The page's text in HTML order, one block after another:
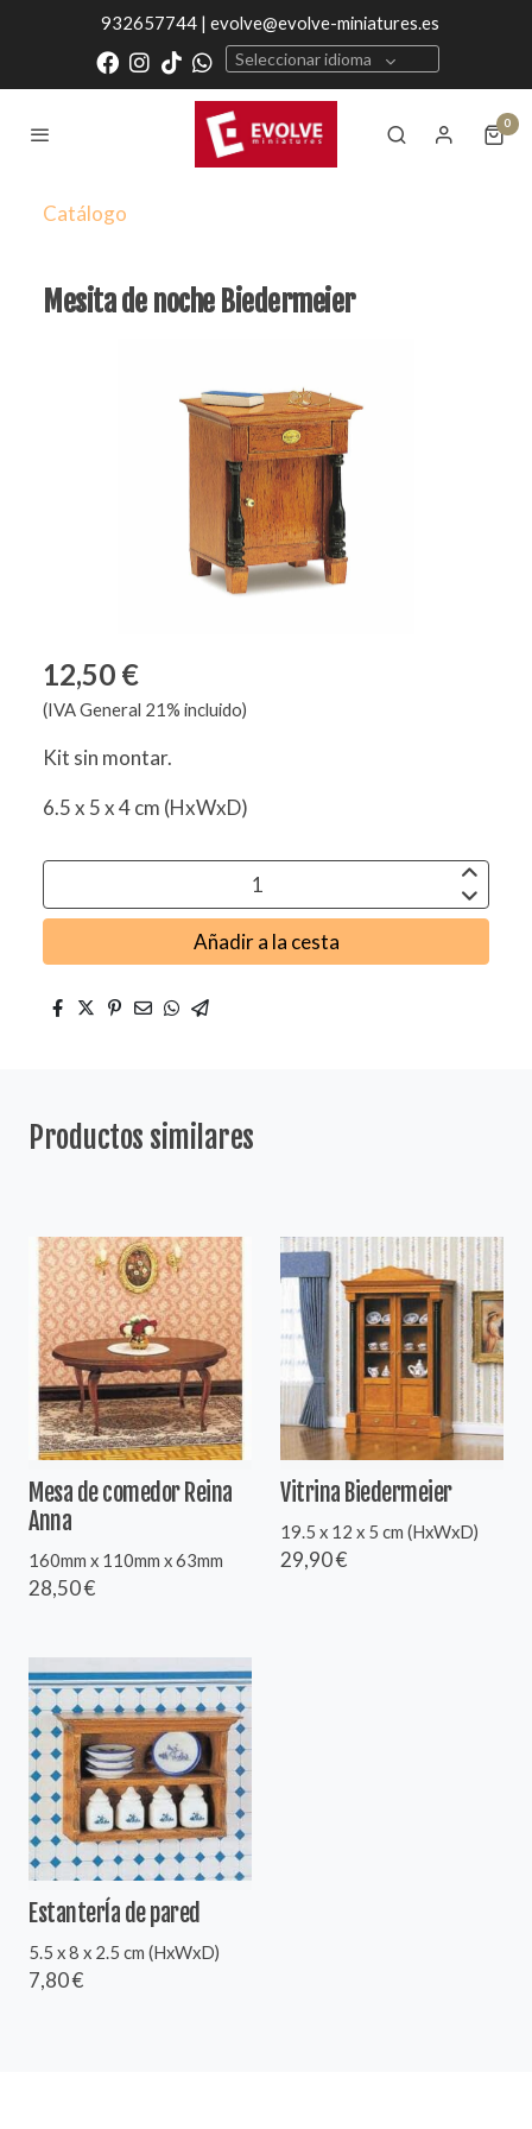
932657744 | evolve@evolve-miniatures.es
Seleccionar idioma
0
Catálogo
Mesita de noche Biedermeier
12,50 €
(IVA General 21% incluido)
Kit sin montar.
6.5 x 5 x 4 cm (HxWxD)
Añadir a la cesta
Productos similares
Mesa de comedor Reina
Anna
160mm x 110mm x 63mm
28,50 €
Vitrina Biedermeier
19.5 x 12 x 5 cm (HxWxD)
29,90 €
EstanterÍa de pared
5.5 x 8 x 2.5 cm (HxWxD)
7,80 €